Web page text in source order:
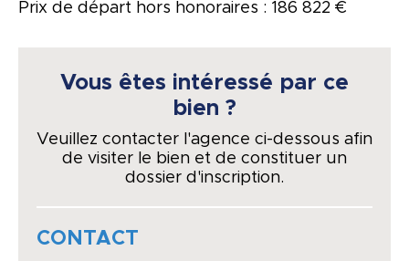
Prix de départ hors honoraires : 186 822 €
Vous êtes intéressé par ce
bien ?
Veuillez contacter l'agence ci-dessous afin
de visiter le bien et de constituer un
dossier d'inscription.
CONTACT